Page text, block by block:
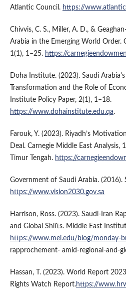
Atlantic Council. https://
Chivvis, C. S., Miller, A. D., &
Arabia in the Emerging World Order.
1(1), 1–25. https://
Doha Institute. (2023). Saudi
Transformation and the Role of
Institute Policy Paper, 2(1), 1–18.
https://www.dohainstitute.edu.qa.
Farouk, Y. (2023). Riyadh’s
Deal. Carnegie Middle East Analysis,
Timur Tengah. https://
Government of Saudi Arabia. (2016).
https://www.vision2030.gov.sa
Harrison, Ross. (2023). Saudi-Iran
and Global Shifts. Middle East
https://www.mei.edu/blog/monday-
rapprochement- amid-regional-and-
Hassan, T. (2023). World Report
Rights Watch Report.https://